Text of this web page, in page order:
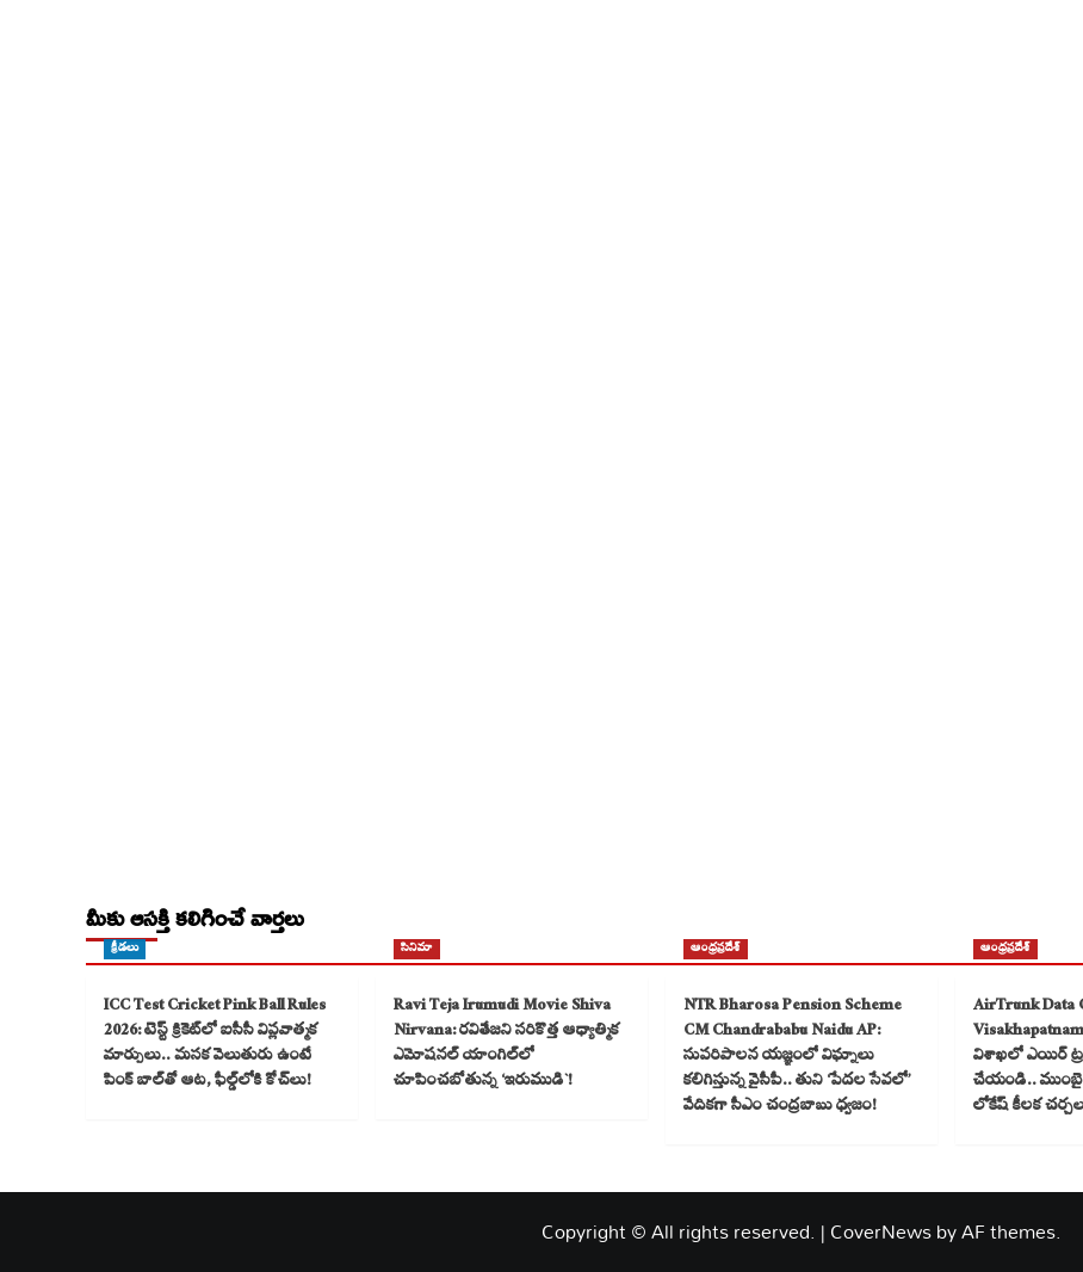
మీకు ఆసక్తి కలిగించే వార్తలు
క్రీడలు
ICC Test Cricket Pink Ball Rules
2026: టెస్ట్ క్రికెట్‌లో ఐసీసీ విప్లవాత్మక
మార్పులు.. మసక వెలుతురు ఉంటే
పింక్ బాల్‌తో ఆట, ఫీల్డ్‌లోకి కోచ్‌లు!
సినిమా
Ravi Teja Irumudi Movie Shiva
Nirvana: రవితేజని సరికొత్త ఆధ్యాత్మిక
ఎమోషనల్ యాంగిల్‌లో
చూపించబోతున్న ‘ఇరుముడి`!
ఆంధ్రప్రదేశ్
NTR Bharosa Pension Scheme
CM Chandrababu Naidu AP:
సుపరిపాలన యజ్ఞంలో విఘ్నాలు
కలిగిస్తున్న వైసీపీ.. తుని ‘పేదల సేవలో’
వేదికగా సీఎం చంద్రబాబు ధ్వజం!
ఆంధ్రప్రదేశ్
AirTrunk Data
విశాఖలో ఎయిర్
చేయండి..
లోకేష్ కీలక
Copyright © All rights reserved. |CoverNewsby AF themes.